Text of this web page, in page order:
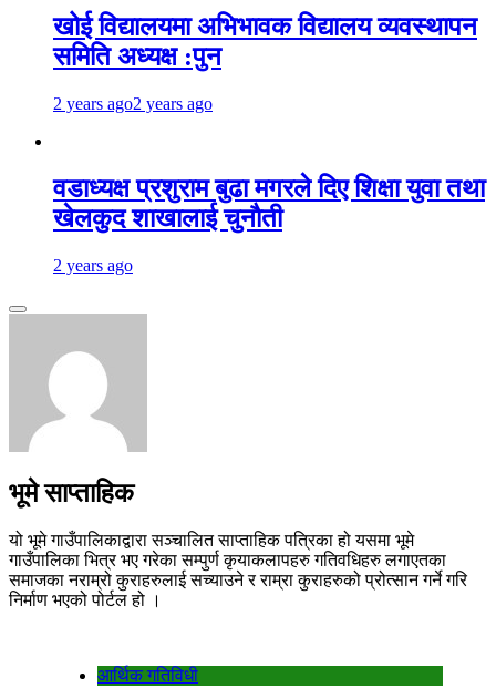
खोई विद्यालयमा अभिभावक विद्यालय व्यवस्थापन
समिति अध्यक्ष :पुन
2 years ago2 years ago
वडाध्यक्ष प्रशुराम बुढा मगरले दिए शिक्षा युवा तथा
खेलकुद शाखालाई चुनाैती
2 years ago
भूमे साप्ताहिक
यो भूमे गाउँपालिकाद्वारा सञ्चालित साप्ताहिक पत्रिका हो यसमा भूमे
गाउँपालिका भित्र भए गरेका सम्पुर्ण कृयाकलापहरु गतिवधिहरु लगाएतका
समाजका नराम्रो कुराहरुलाई सच्याउने र राम्रा कुराहरुको प्रोत्सान गर्ने गरि
निर्माण भएको पोर्टल हो ।
आर्थिक गतिविधी